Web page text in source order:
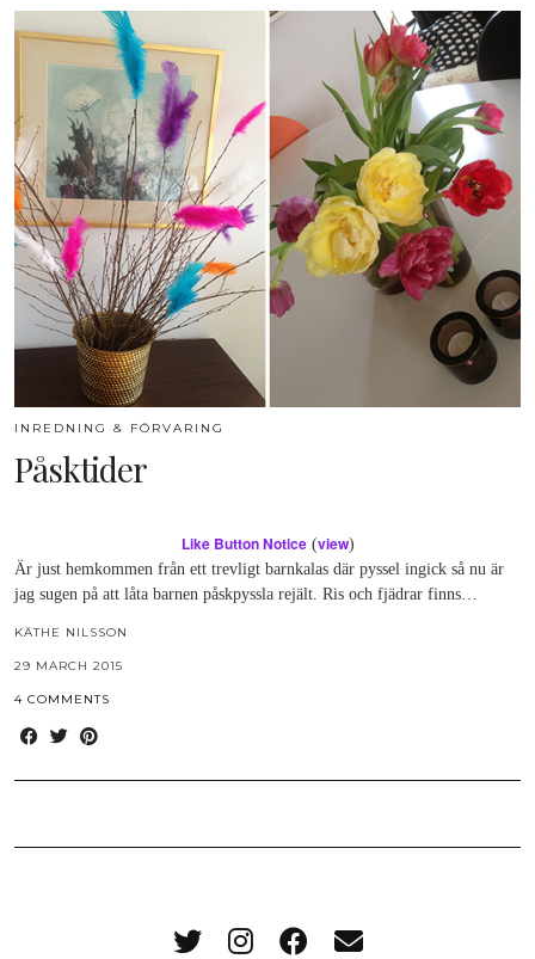
INREDNING & FÖRVARING
Påsktider
Like Button Notice(view)
Är just hemkommen från ett trevligt barnkalas där pyssel ingick så nu är
jag sugen på att låta barnen påskpyssla rejält. Ris och fjädrar finns…
KÄTHE NILSSON
29 MARCH 2015
4 COMMENTS